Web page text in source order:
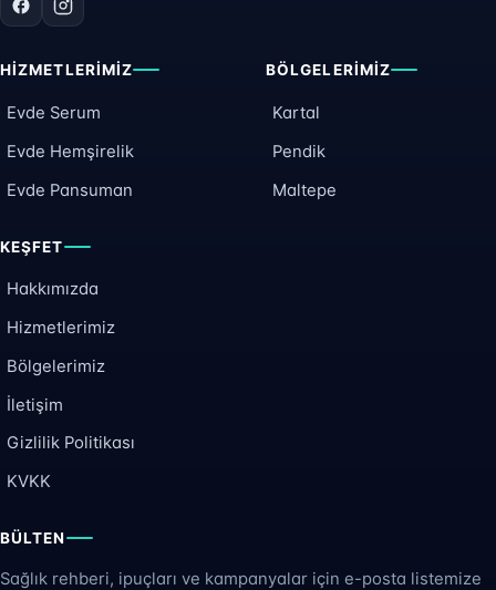
HIZMETLERIMIZ
Evde Serum
Evde Hemşirelik
Evde Pansuman
BÖLGELERIMIZ
Kartal
Pendik
Maltepe
KEŞFET
Hakkımızda
Hizmetlerimiz
Bölgelerimiz
İletişim
Gizlilik Politikası
KVKK
BÜLTEN
Sağlık rehberi, ipuçları ve kampanyalar için e-posta listemize